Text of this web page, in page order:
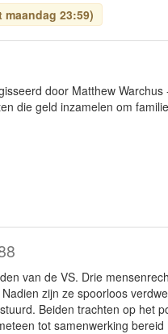
23:59)
door Matthew
die geld inzamelen om
van de VS. Drie
zijn ze spoorloos
Beiden trachten op het
tot samenwerking